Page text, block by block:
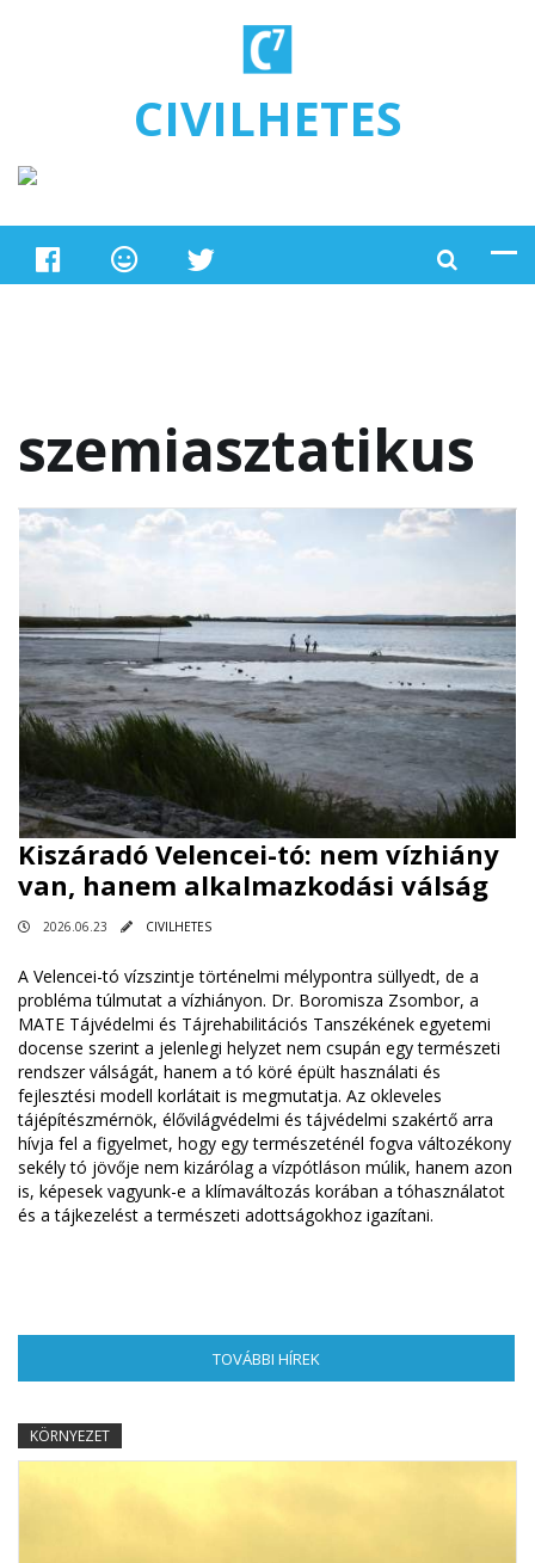
CIVILHETES
szemiasztatikus
Kiszáradó Velencei-tó: nem vízhiány
van, hanem alkalmazkodási válság
2026.06.23 CIVILHETES
A Velencei-tó vízszintje történelmi mélypontra süllyedt, de a
probléma túlmutat a vízhiányon. Dr. Boromisza Zsombor, a
MATE Tájvédelmi és Tájrehabilitációs Tanszékének egyetemi
docense szerint a jelenlegi helyzet nem csupán egy természeti
rendszer válságát, hanem a tó köré épült használati és
fejlesztési modell korlátait is megmutatja. Az okleveles
tájépítészmérnök, élővilágvédelmi és tájvédelmi szakértő arra
hívja fel a figyelmet, hogy egy természeténél fogva változékony
sekély tó jövője nem kizárólag a vízpótláson múlik, hanem azon
is, képesek vagyunk-e a klímaváltozás korában a tóhasználatot
és a tájkezelést a természeti adottságokhoz igazítani.
TOVÁBBI HÍREK
KÖRNYEZET